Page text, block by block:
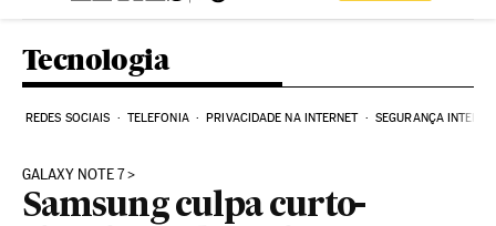
Tecnologia
REDES SOCIAIS TELEFONIA PRIVACIDADE NA INTERNET SEGURANÇA
GALAXY NOTE 7
Samsung culpa curto-